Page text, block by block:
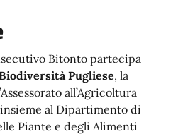
Bitonto partecipa
Pugliese, la
all’Agricoltura
al Dipartimento di
Piante e degli Alimenti